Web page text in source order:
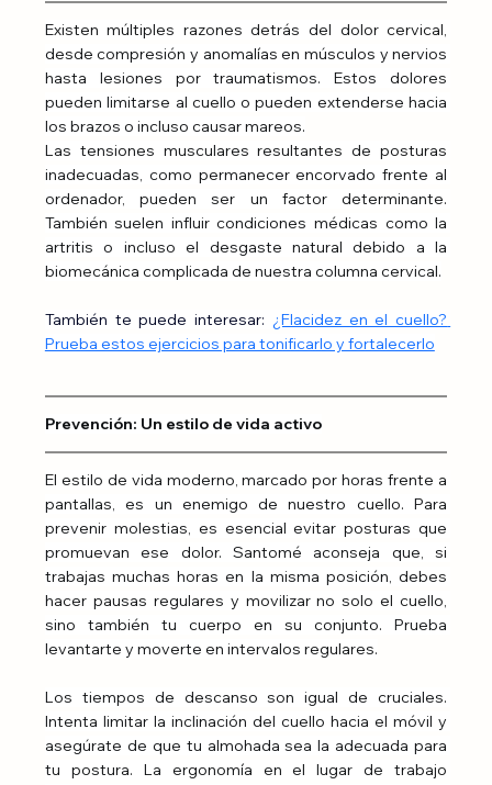
Existen múltiples razones detrás del dolor cervical,
desde compresión y anomalías en músculos y nervios
hasta lesiones por traumatismos. Estos dolores
pueden limitarse al cuello o pueden extenderse hacia
los brazos o incluso causar mareos.
Las tensiones musculares resultantes de posturas
inadecuadas, como permanecer encorvado frente al
ordenador, pueden ser un factor determinante.
También suelen influir condiciones médicas como la
artritis o incluso el desgaste natural debido a la
biomecánica complicada de nuestra columna cervical.
También te puede interesar: ¿Flacidez en el cuello?
Prueba estos ejercicios para tonificarlo y fortalecerlo
Prevención: Un estilo de vida activo
El estilo de vida moderno, marcado por horas frente a
pantallas, es un enemigo de nuestro cuello. Para
prevenir molestias, es esencial evitar posturas que
promuevan ese dolor. Santomé aconseja que, si
trabajas muchas horas en la misma posición, debes
hacer pausas regulares y movilizar no solo el cuello,
sino también tu cuerpo en su conjunto. Prueba
levantarte y moverte en intervalos regulares.
Los tiempos de descanso son igual de cruciales.
Intenta limitar la inclinación del cuello hacia el móvil y
asegúrate de que tu almohada sea la adecuada para
tu postura. La ergonomía en el lugar de trabajo